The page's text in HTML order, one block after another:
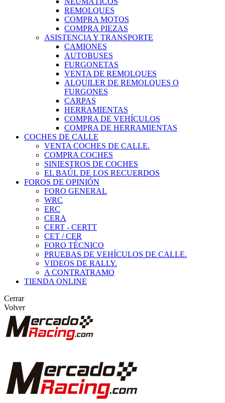
REMOLQUES
COMPRA MOTOS
COMPRA PIEZAS
ASISTENCIA Y TRANSPORTE
CAMIONES
AUTOBUSES
FURGONETAS
VENTA DE REMOLQUES
ALQUILER DE REMOLQUES O
FURGONES
CARPAS
HERRAMIENTAS
COMPRA DE VEHÍCULOS
COMPRA DE HERRAMIENTAS
COCHES DE CALLE
VENTA COCHES DE CALLE.
COMPRA COCHES
SINIESTROS DE COCHES
EL BAÚL DE LOS RECUERDOS
FOROS DE OPINIÓN
FORO GENERAL
WRC
ERC
CERA
CERT - CERTT
CET / CER
FORO TÉCNICO
PRUEBAS DE VEHÍCULOS DE CALLE.
VIDEOS DE RALLY.
A CONTRATRAMO
TIENDA ONLINE
Cerrar
Volver
BUSCAR